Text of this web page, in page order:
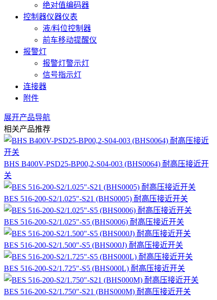
绝对值编码器
控制器仪器仪表
液/料位控制器
前车移动提醒仪
报警灯
报警灯警示灯
信号指示灯
连接器
附件
展开产品导航
相关产品推荐
BHS B400V-PSD25-BP00,2-S04-003 (BHS0064) 耐高压接近开
关
BES 516-200-S2/1.025"-S21 (BHS0005) 耐高压接近开关
BES 516-200-S2/1.025"-S5 (BHS0006) 耐高压接近开关
BES 516-200-S2/1.500"-S5 (BHS000J) 耐高压接近开关
BES 516-200-S2/1.725"-S5 (BHS000L) 耐高压接近开关
BES 516-200-S2/1.750"-S21 (BHS000M) 耐高压接近开关